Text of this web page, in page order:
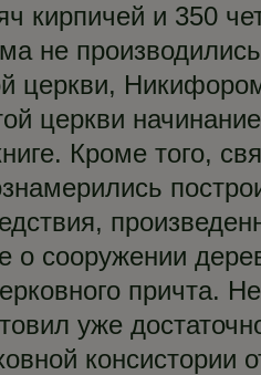
кирпичей и 350
не
церкви,
церкви
Кроме того,
о сооружении
причта.
уже
консистории